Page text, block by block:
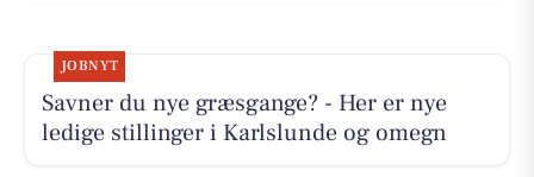
JOBNYT
Savner du nye græsgange? - Her er nye
ledige stillinger i Karlslunde og omegn